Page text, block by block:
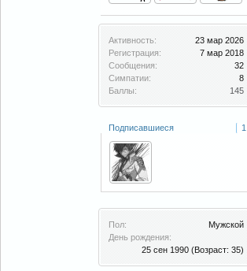
Активность:
23 мар 2026
Регистрация:
7 мар 2018
Сообщения:
32
Симпатии:
8
Баллы:
145
Подписавшиеся 1
Пол:
Мужской
День рождения:
25 сен 1990 (Возраст: 35)